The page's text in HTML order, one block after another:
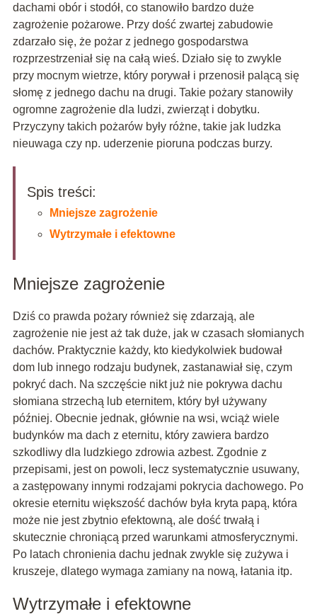
dachami obór i stodół, co stanowiło bardzo duże
zagrożenie pożarowe. Przy dość zwartej zabudowie
zdarzało się, że pożar z jednego gospodarstwa
rozprzestrzeniał się na całą wieś. Działo się to zwykle
przy mocnym wietrze, który porywał i przenosił palącą się
słomę z jednego dachu na drugi. Takie pożary stanowiły
ogromne zagrożenie dla ludzi, zwierząt i dobytku.
Przyczyny takich pożarów były różne, takie jak ludzka
nieuwaga czy np. uderzenie pioruna podczas burzy.
Spis treści:
Mniejsze zagrożenie
Wytrzymałe i efektowne
Mniejsze zagrożenie
Dziś co prawda pożary również się zdarzają, ale
zagrożenie nie jest aż tak duże, jak w czasach słomianych
dachów. Praktycznie każdy, kto kiedykolwiek budował
dom lub innego rodzaju budynek, zastanawiał się, czym
pokryć dach. Na szczęście nikt już nie pokrywa dachu
słomiana strzechą lub eternitem, który był używany
później. Obecnie jednak, głównie na wsi, wciąż wiele
budynków ma dach z eternitu, który zawiera bardzo
szkodliwy dla ludzkiego zdrowia azbest. Zgodnie z
przepisami, jest on powoli, lecz systematycznie usuwany,
a zastępowany innymi rodzajami pokrycia dachowego. Po
okresie eternitu większość dachów była kryta papą, która
może nie jest zbytnio efektowną, ale dość trwałą i
skutecznie chroniącą przed warunkami atmosferycznymi.
Po latach chronienia dachu jednak zwykle się zużywa i
kruszeje, dlatego wymaga zamiany na nową, łatania itp.
Wytrzymałe i efektowne